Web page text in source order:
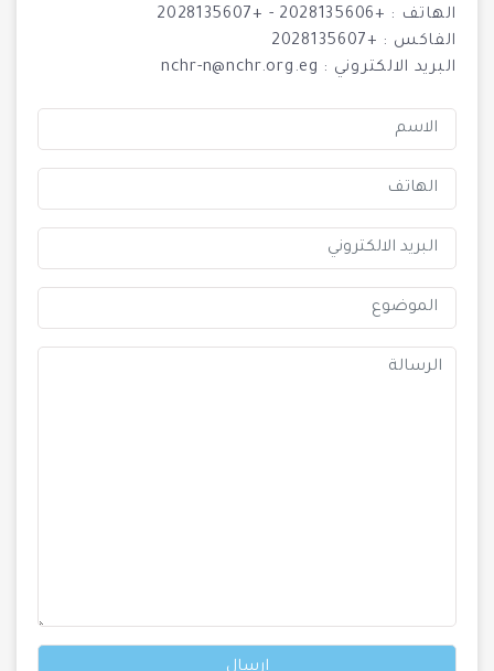
الهاتف : +2028135606
-
+2028135607
الفاكس : +2028135607
البريد الالكتروني : nchr-n@nchr.org.eg